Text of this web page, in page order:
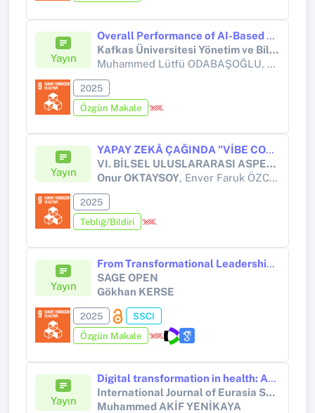
Yayın
Overall Performance of AI-Based Models in Stock Price Prediction
Kafkas Üniversitesi Yönetim ve Bilişim Dergisi
Muhammed Lütfü ODABAŞOĞLU,
2025
Özgün Makale
Yayın
YAPAY ZEKÂ ÇAĞINDA "VİBE CODİNG": SEZGİ VE AKIŞ ODAKLI YAZILIM GELİŞTİRME
VI. BİLSEL ULUSLARARASI ASPENDOS BİLİMSEL ARAŞTIRMALAR KONGRESİ
Onur OKTAYSOY, Enver Faruk ÖZCAN
2025
Tebliğ/Bildiri
Yayın
From Transformational Leadership Tendency to Digital Entrepreneurship Intention: The Serial Mediation of Entrepreneurial Passion and Intention
SAGE OPEN
Gökhan KERSE
2025
SSCI
Özgün Makale
Yayın
Digital transformation in health: An artificial neural network-based prediction model
International Journal of Eurasia Social Sciences
Muhammed AKİF YENİKAYA